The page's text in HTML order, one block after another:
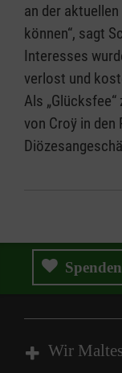
an der
können“, sagt
Interesses
verlost und
Als
von Croÿ in den
Spenden
Wir